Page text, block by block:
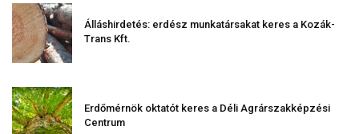
Álláshirdetés: erdész munkatársakat keres a Kozák-
Trans Kft.
Erdőmérnök oktatót keres a Déli Agrárszakképzési
Centrum